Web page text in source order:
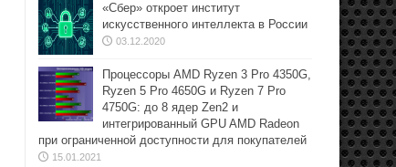
«Сбер» откроет институт
искусственного интеллекта в России
03.12.2020
Процессоры AMD Ryzen 3 Pro 4350G,
Ryzen 5 Pro 4650G и Ryzen 7 Pro
4750G: до 8 ядер Zen2 и
интегрированный GPU AMD Radeon
при ограниченной доступности для покупателей
15.01.2021